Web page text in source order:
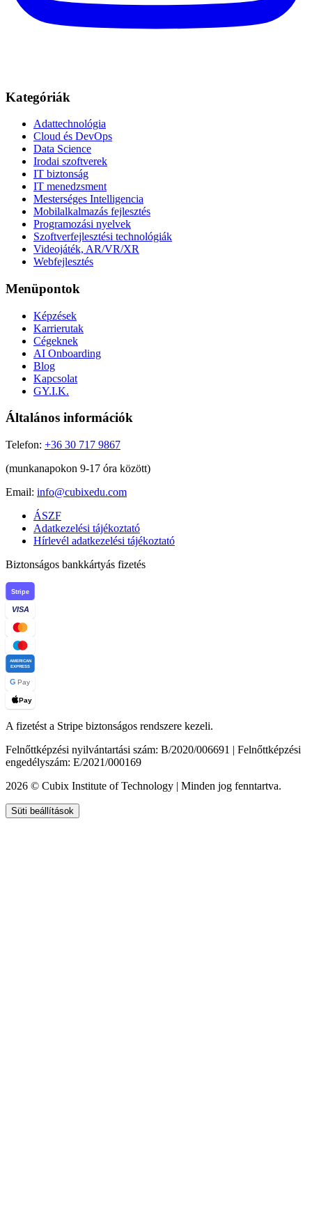
Kategóriák
Adattechnológia
Cloud és DevOps
Data Science
Irodai szoftverek
IT biztonság
IT menedzsment
Mesterséges Intelligencia
Mobilalkalmazás fejlesztés
Programozási nyelvek
Szoftverfejlesztési technológiák
Videojáték, AR/VR/XR
Webfejlesztés
Menüpontok
Képzések
Karrierutak
Cégeknek
AI Onboarding
Blog
Kapcsolat
GY.I.K.
Általános információk
Telefon: +36 30 717 9867
(munkanapokon 9-17 óra között)
Email: info@cubixedu.com
ÁSZF
Adatkezelési tájékoztató
Hírlevél adatkezelési tájékoztató
Biztonságos bankkártyás fizetés
Stripe
VISA
AMERICAN
EXPRESS
G Pay
Pay
A fizetést a Stripe biztonságos rendszere kezeli.
Felnőttképzési nyilvántartási szám: B/2020/006691 | Felnőttképzési
engedélyszám: E/2021/000169
2026 © Cubix Institute of Technology | Minden jog fenntartva.
Süti beállítások